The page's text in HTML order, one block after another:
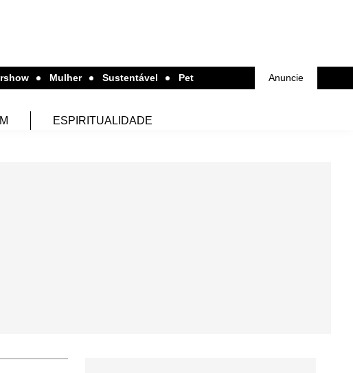
Mulher Sustentável Pet Anuncie
ESPIRITUALIDADE